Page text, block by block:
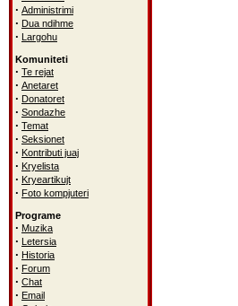
· Administrimi
· Dua ndihme
· Largohu
Komuniteti
· Te rejat
· Anetaret
· Donatoret
· Sondazhe
· Temat
· Seksionet
· Kontributi juaj
· Kryelista
· Kryeartikujt
· Foto kompjuteri
Programe
· Muzika
· Letersia
· Historia
· Forum
· Chat
· Email